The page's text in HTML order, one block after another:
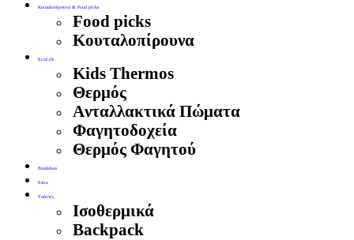
Κουταλοπίρουνα & Food picks
Food picks
Κουταλοπίρουνα
EcoLife
Kids Thermos
Θερμός
Aνταλλακτικά Πώματα
Φαγητοδοχεία
Θερμός Φαγητού
Pandaboo
Estia
Τσάντες
Ισοθερμικά
Backpack